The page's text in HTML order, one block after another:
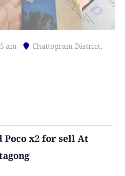
am Chattogram District,
Poco x2 for sell At